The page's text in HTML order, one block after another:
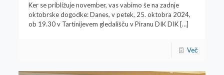
Ker se približuje november, vas vabimo še na zadnje
oktobrske dogodke: Danes, v petek, 25. oktobra 2024,
ob 19.30 v Tartinijevem gledališču v Piranu DIK DIK[…]
Več